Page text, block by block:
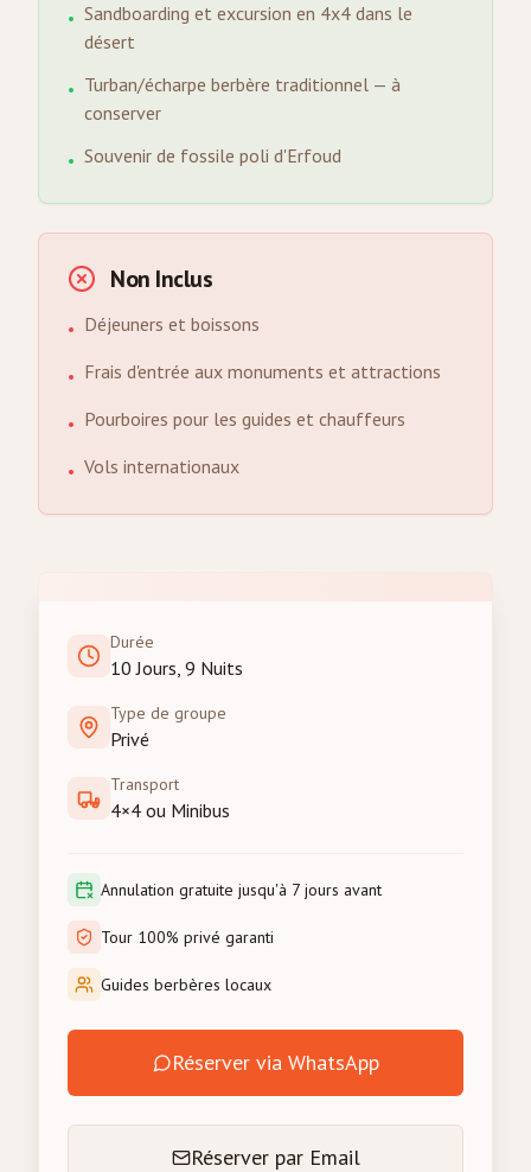
• Sandboarding et excursion en 4x4 dans le
désert
• Turban/écharpe berbère traditionnel — à
conserver
• Souvenir de fossile poli d'Erfoud
Non Inclus
• Déjeuners et boissons
• Frais d'entrée aux monuments et attractions
• Pourboires pour les guides et chauffeurs
• Vols internationaux
Durée
10 Jours, 9 Nuits
Type de groupe
Privé
Transport
4×4 ou Minibus
Annulation gratuite jusqu'à 7 jours avant
Tour 100% privé garanti
Guides berbères locaux
Réserver via WhatsApp
Réserver par Email